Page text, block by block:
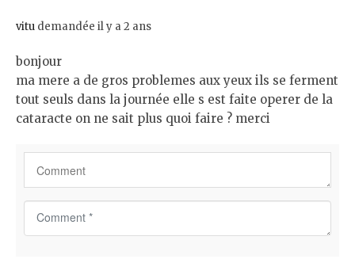
vitu demandée il y a 2 ans
bonjour
ma mere a de gros problemes aux yeux ils se ferment
tout seuls dans la journée elle s est faite operer de la
cataracte on ne sait plus quoi faire ? merci